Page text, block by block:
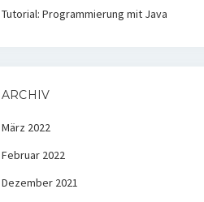
Tutorial: Programmierung mit Java
ARCHIV
März 2022
Februar 2022
Dezember 2021